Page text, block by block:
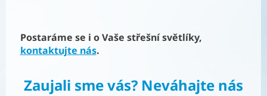
Postaráme se i o Vaše střešní světlíky,
kontaktujte nás.
Zaujali sme vás? Neváhajte nás